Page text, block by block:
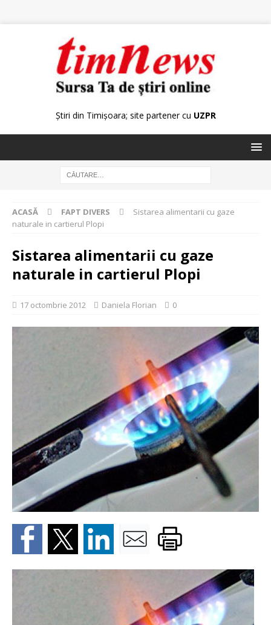
Știri din Timișoara; site partener cu UZPR
ACASĂ FAPT DIVERS
Sistarea alimentarii cu gaze
naturale in cartierul Plopi
Sistarea alimentarii cu gaze
naturale in cartierul Plopi
17 octombrie 2012 Daniela Florian 0